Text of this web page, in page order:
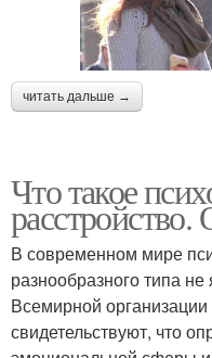
читать дальше →
Что такое
В современном мире
разнообразного типа
Всемирной
свидетельствуют, что